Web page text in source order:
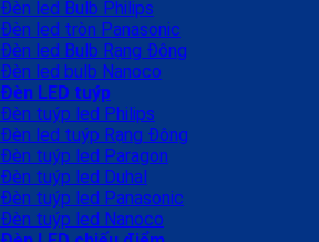
Đèn led Bulb Philips
Đèn led tròn Panasonic
Đèn led Bulb Rạng Đông
Đèn led bulb Nanoco
Đèn LED tuýp
Đèn tuýp led Philips
Đèn led tuýp Rạng Đông
Đèn tuýp led Paragon
Đèn tuýp led Duhal
Đèn tuýp led Panasonic
Đèn tuýp led Nanoco